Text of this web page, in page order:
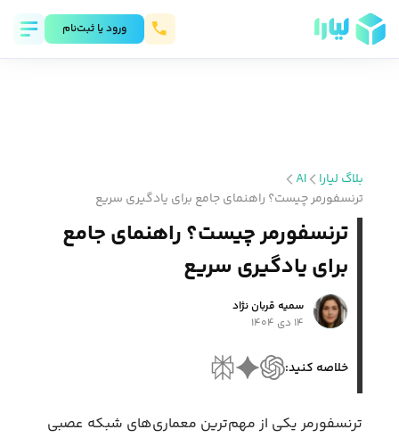
ورود يا ثبت‌نام
بلاگ لیارا
AI
ترنسفورمر چیست؟ راهنمای جامع برای یادگیری سریع
ترنسفورمر چیست؟ راهنمای جامع
برای یادگیری سریع
سمیه قربان نژاد
۱۴ دی ۱۴۰۴
خلاصه کنید:
ترنسفورمر یکی از مهم‌ترین معماری‌های شبکه عصبی